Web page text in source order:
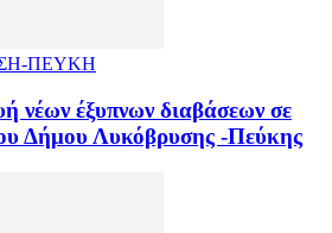
ΠΕΥΚΗ
νέων έξυπνων διαβάσεων σε
Δήμου Λυκόβρυσης -Πεύκης